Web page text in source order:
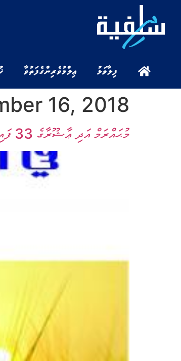
ފިލާވަޅު ޢިލްމުވެރިންގެ ފަތުވާ
16, 2018
މުޙައްރަމް އަދި ޢާޝޫރާގެ 33 ފައިދާ 2